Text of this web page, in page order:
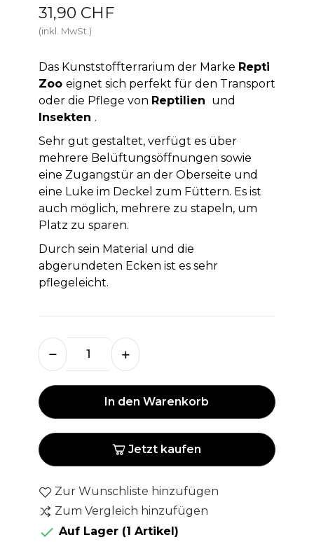
31,90 CHF
(inkl. MwSt.)
Das Kunststoffterrarium der Marke Repti
Zoo eignet sich perfekt für den Transport
oder die Pflege von Reptilien und
Insekten .
Sehr gut gestaltet, verfügt es über
mehrere Belüftungsöffnungen sowie
eine Zugangstür an der Oberseite und
eine Luke im Deckel zum Füttern. Es ist
auch möglich, mehrere zu stapeln, um
Platz zu sparen.
Durch sein Material und die
abgerundeten Ecken ist es sehr
pflegeleicht.
In den Warenkorb
Jetzt kaufen
Zur Wunschliste hinzufügen
Zum Vergleich hinzufügen
 Auf Lager (1 Artikel)